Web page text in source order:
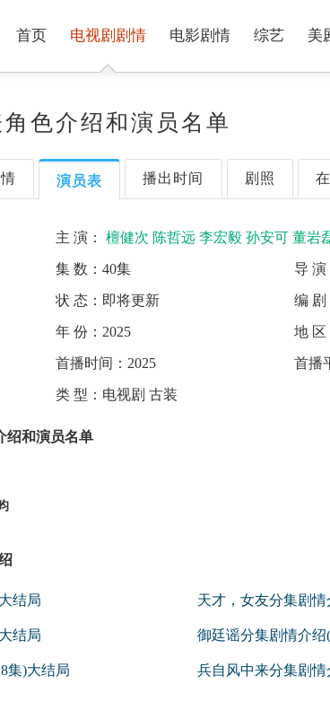
首页 电视剧剧情 电影剧情 综艺 美
色介绍和演员名单
演员表 播出时间 剧照
主 演： 檀健次 陈哲远 李宏毅 孙安可 董岩
集 数：40集 导 演
状 态： 即将更新 编 剧
年 份： 2025 地 区
首播时间： 2025 首播
类 型： 电视剧 古装
绍和演员名单
结局 天才，女友分集剧情
结局 御廷谣分集剧情介绍
集)大结局 兵自风中来分集剧情